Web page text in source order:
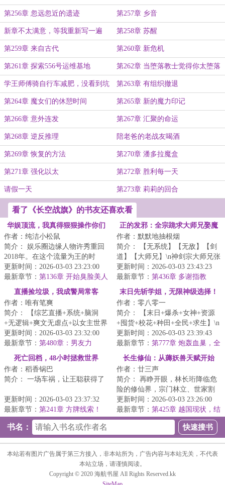
第256章 忽远忽近的遗迹 第257章 乡音
新章不太满意，等我重新写一遍 第258章 苏醒
第259章 来自古代 第260章 新危机
第261章 探索556号运维基地 第262章 当堕落教士觉得你太堕落
了
学王师傅骑自行车减肥，没看到坑 第263章 有组织撤退
第264章 魔女们的休憩时间 第265章 新的魔力印记
第266章 意外连发 第267章 汇聚的命运
第268章 逆反推理 陪老爸的老战友喝酒
第269章 恢复的方法 第270章 潘多拉魔盒
第271章 强化以太 第272章 胜利每一天
请假一天 第273章 莉莉的回合
看了《长空战旗》的书友还喜欢看
华娱顶流，我真得狠狠操作你们
了
作者：纯洁小松鼠
简介： 娱乐圈边缘人物许秀重回
2018年。在这个流量为王的时
代，四大三小如日中天，大花与
小花...
更新时间：2026-03-03 23:23:00
最新章节： 第136章 开始臭脸美人
养成计划（补更求月票求订阅）
正的发邪：全宗跪求大师兄娶魔
女
作者：默默地抽根烟
简介： 【无系统】【无敌】【剑
道】【大师兄】\n神剑宗大师兄张
青锋，九年前惨遭魔女暗算，痛
失...
更新时间：2026-03-03 23:43:23
最新章节： 第436章 多谢指教
直播捡垃圾，我成警局常客
作者：唯有笔爽
简介： 【综艺直播+系统+脑洞
+无逻辑+爽文无虐点+以女主世界
为中心】
更新时间：2026-03-03 23:32:00
最新章节： 第480章：男友力
末日先斩学姐，无限神级选择！
作者：零八零一
简介： 【末日+爆杀+女神+资源
+囤货+校花+种田+全民+求生】\n
一觉睡醒，末世降临，人类...
更新时间：2026-03-03 23:39:43
最新章节： 第777章 炮轰血巢，全
面战争打响
死亡回档，48小时拯救世界
作者：稻香锅巴
简介： 一场车祸，让王聪获得了
“死亡回档”的能力！?\n正当他
准...
更新时间：2026-03-03 23:37:32
最新章节： 第241章 方牌线索！
长生修仙：从薅妖兽天赋开始
作者：廿三声
简介： 再睁开眼，林长珩降临危
险的修仙界，宗门林立、世家割
据，邪魔横行、妖兽乱世。
...
更新时间：2026-03-03 23:26:00
最新章节： 第425章 越国现状，结
婴内幕；正魔倾轧，终得混入
书名：
本站若有图片广告属于第三方接入，非本站所为，广告内容与本站无关，不代表
本站立场，请谨慎阅读。
Copyright © 2020 海航书屋 All Rights Reserved.kk